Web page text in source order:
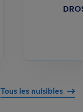
Tous les nuisibles